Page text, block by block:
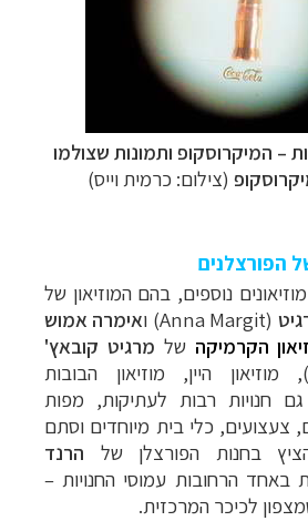
– המיקרוסקופ ותמונות שצולמו
(צילום: כרמית וייס)
הפורצלנים
נוספים, בהם המוזיאון של
(
Anna Margit) ואימרה אמוש
הקרמיקה של מרגיט קובאץ'
), מוזיאון היין, מוזיאון הבובות
חנויות רבות לעתיקות, מפות
צעצועים, כלי בית מיוחדים וסתם
בחנות הפורצלן של הרנד
באחד הרחובות עמוסי החנויות –
לכיכר המרכזית.